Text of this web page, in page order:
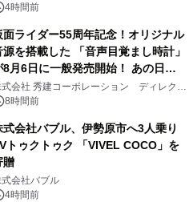
4時間前
面ライダー55周年記念！オリジナル
源を搭載した 「音声目覚まし時計」
8月6日に一般発売開始！ あの日の
興奮が今甦る
式会社 秀建コーポレーション ディレクト
トギャラリー
8時間前
式会社バブル、伊勢原市へ3人乗り
トゥクトゥク 「VIVEL COCO」を
贈
会社バブル
4時間前